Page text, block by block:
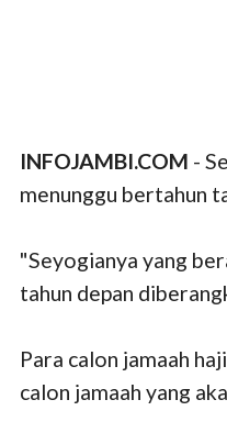
INFOJAMBI.COM -
menunggu bertahun
"Seyogianya yang
tahun depan
Para calon jamaah
calon jamaah yang